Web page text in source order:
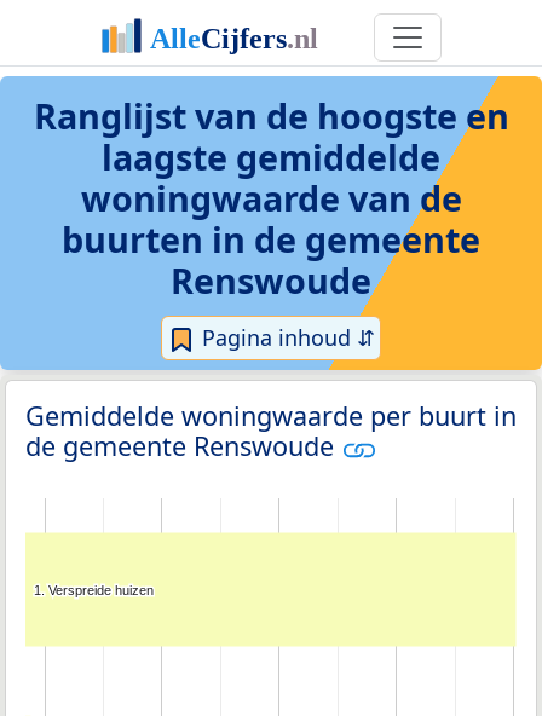
Ranglijst van de hoogste en
laagste gemiddelde
woningwaarde van de
buurten in de gemeente
Renswoude
Pagina inhoud ⇵
Gemiddelde woningwaarde per buurt in
de gemeente Renswoude
1. Verspreide huizen
1. Verspreide huizen